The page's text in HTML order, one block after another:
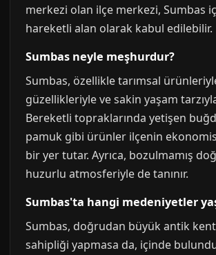
merkezi olan ilçe merkezi, Sumbas
hareketli alan olarak kabul edilebilir.
Sumbas neyle meşhurdur?
Sumbas, özellikle tarımsal
güzellikleriyle ve sakin yaşam
Bereketli topraklarında yetişen
pamuk gibi ürünler ilçenin
bir yer tutar. Ayrıca, bozulmamış
huzurlu atmosferiyle de tanınır.
Sumbas'ta hangi medeniyetler
Sumbas, doğrudan büyük antik
sahipliği yapmasa da, içinde